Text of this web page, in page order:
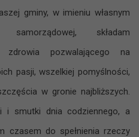
gminy, w imieniu własnym
składam
zdrowia pozwalającego na
pasji, wszelkiej pomyślności,
w gronie najbliższych.
i smutki dnia codziennego, a
czasem do spełnienia rzeczy